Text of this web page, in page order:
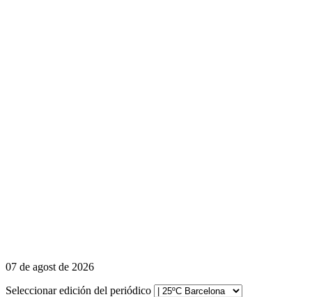
07 de agost de 2026
Seleccionar edición del periódico